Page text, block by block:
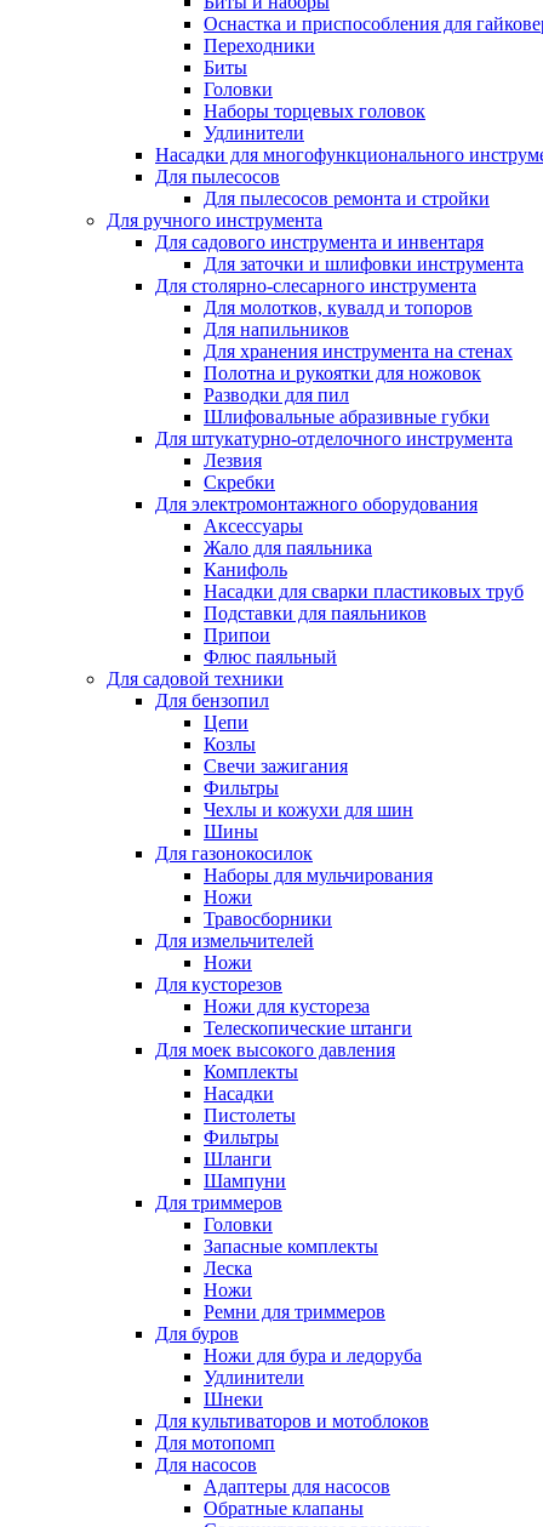
Оснастка и приспособления для
Переходники
Биты
Головки
Наборы торцевых головок
Удлинители
Насадки для многофункционального
Для пылесосов
Для пылесосов ремонта и стройки
Для ручного инструмента
Для садового инструмента и инвентаря
Для заточки и шлифовки инструмента
Для столярно-слесарного инструмента
Для молотков, кувалд и топоров
Для напильников
Для хранения инструмента на стенах
Полотна и рукоятки для ножовок
Разводки для пил
Шлифовальные абразивные губки
Для штукатурно-отделочного инструмента
Лезвия
Скребки
Для электромонтажного оборудования
Аксессуары
Жало для паяльника
Канифоль
Насадки для сварки пластиковых труб
Подставки для паяльников
Припои
Флюс паяльный
Для садовой техники
Для бензопил
Цепи
Козлы
Свечи зажигания
Фильтры
Чехлы и кожухи для шин
Шины
Для газонокосилок
Наборы для мульчирования
Ножи
Травосборники
Для измельчителей
Ножи
Для кусторезов
Ножи для кустореза
Телескопические штанги
Для моек высокого давления
Комплекты
Насадки
Пистолеты
Фильтры
Шланги
Шампуни
Для триммеров
Головки
Запасные комплекты
Леска
Ножи
Ремни для триммеров
Для буров
Ножи для бура и ледоруба
Удлинители
Шнеки
Для культиваторов и мотоблоков
Для мотопомп
Для насосов
Адаптеры для насосов
Обратные клапаны